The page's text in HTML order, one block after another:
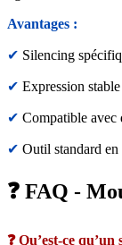
Avantages :
✔ Silencing
✔ Expression stable
✔ Compatible avec
✔ Outil standard
❓ FAQ -
❓ Qu’est-ce